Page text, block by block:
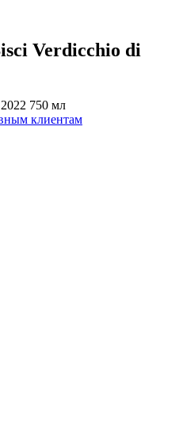
Verdicchio di
750 мл
клиентам